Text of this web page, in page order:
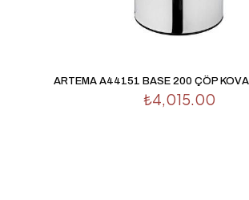
ARTEMA A44151 BASE 200 ÇÖP
₺4,015.00